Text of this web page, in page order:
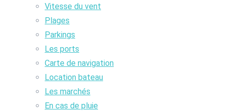
Vitesse du vent
Plages
Parkings
Les ports
Carte de navigation
Location bateau
Les marchés
En cas de pluie